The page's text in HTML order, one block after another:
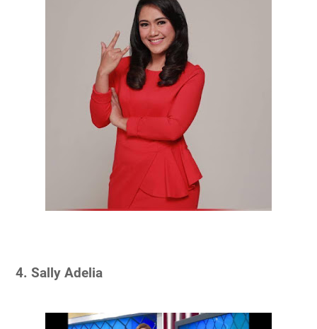
4. Sally Adelia